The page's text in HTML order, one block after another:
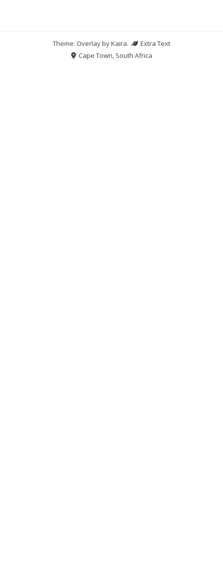
Theme: Overlay byKaira.
Extra Text
Cape Town, South Africa